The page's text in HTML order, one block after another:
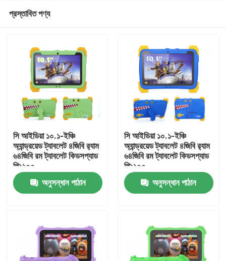
বাড়ি
প্রস্তাবিত পণ্য
সি আইডিয়া ১০.১-ইঞ্চি
অ্যান্ড্রয়েড ট্যাবলেট ৪জিবি র‍্যাম
৬৪জিবি রম ট্যাবলেট কিডসপ্যাড
পি১১০০
অনুসন্ধান পাঠান
সি আইডিয়া ১০.১-ইঞ্চি
অ্যান্ড্রয়েড ট্যাবলেট ৪জিবি র‍্যাম
৬৪জিবি রম ট্যাবলেট কিডসপ্যাড
পি১১০০
অনুসন্ধান পাঠান